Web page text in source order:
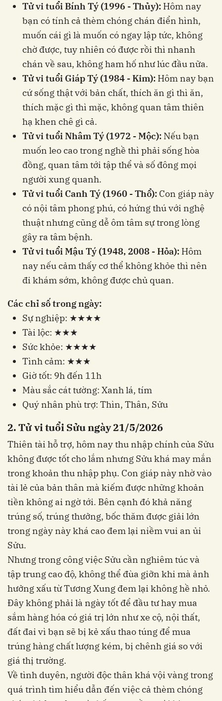
Tử vi tuổi Bính Tý (1996 - Thủy): Hôm nay
bạn có tính cả thèm chóng chán điển hình,
muốn cái gì là muốn có ngay lập tức, không
chờ được, tuy nhiên có được rồi thì nhanh
chán về sau, không ham hố như lúc đầu nữa.
Tử vi tuổi Giáp Tý (1984 - Kim): Hôm nay bạn
cứ sống thật với bản chất, thích ăn gì thì ăn,
thích mặc gì thì mặc, không quan tâm thiên
hạ khen chê gì cả.
Tử vi tuổi Nhâm Tý (1972 - Mộc): Nếu bạn
muốn leo cao trong nghề thì phải sống hòa
đồng, quan tâm tới tập thể và số đông mọi
người xung quanh.
Tử vi tuổi Canh Tý (1960 - Thổ): Con giáp này
có nội tâm phong phú, có hứng thú với nghệ
thuật nhưng cũng dễ ôm tâm sự trong lòng
gây ra tâm bệnh.
Tử vi tuổi Mậu Tý (1948, 2008 - Hỏa): Hôm
nay nếu cảm thấy cơ thể không khỏe thì nên
đi khám sớm, không được chủ quan.
Các chỉ số trong ngày:
Sự nghiệp: ★★★★
Tài lộc: ★★★
Sức khỏe: ★★★★
Tình cảm: ★★★
Giờ tốt: 9h đến 11h
Màu sắc cát tường: Xanh lá, tím
Quý nhân phù trợ: Thìn, Thân, Sửu
2. Tử vi tuổi Sửu ngày 21/5/2026
Thiên tài hỗ trợ, hôm nay thu nhập chính của Sửu
không được tốt cho lắm nhưng Sửu khá may mắn
trong khoản thu nhập phụ. Con giáp này nhờ vào
tài lẻ của bản thân mà kiếm được những khoản
tiền không ai ngờ tới. Bên cạnh đó khả năng
trúng số, trúng thưởng, bốc thăm được giải lớn
trong ngày này khá cao đem lại niềm vui an ủi
Sửu.
Nhưng trong công việc Sửu cần nghiêm túc và
tập trung cao độ, không thể đùa giỡn khi mà ảnh
hưởng xấu từ Tương Xung đem lại không hề nhỏ.
Đây không phải là ngày tốt để đầu tư hay mua
sắm hàng hóa có giá trị lớn như xe cộ, nội thất,
đất đai vì bạn sẽ bị kẻ xấu thao túng để mua
trúng hàng chất lượng kém, bị chênh giá so với
giá thị trường.
Về tình duyên, người độc thân khá vội vàng trong
quá trình tìm hiểu dẫn đến việc cả thèm chóng